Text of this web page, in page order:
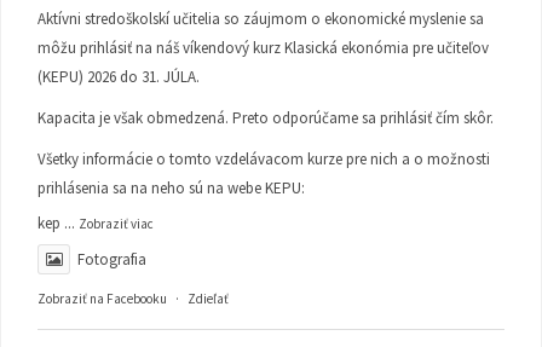
Aktívni stredoškolskí učitelia so záujmom o ekonomické myslenie sa
môžu prihlásiť na náš víkendový kurz Klasická ekonómia pre učiteľov
(KEPU) 2026 do 31. JÚLA.
Kapacita je však obmedzená. Preto odporúčame sa prihlásiť čím skôr.
Všetky informácie o tomto vzdelávacom kurze pre nich a o možnosti
prihlásenia sa na neho sú na webe KEPU:
kep ... Zobraziť viac
Fotografia
Zobraziť na Facebooku · Zdieľať